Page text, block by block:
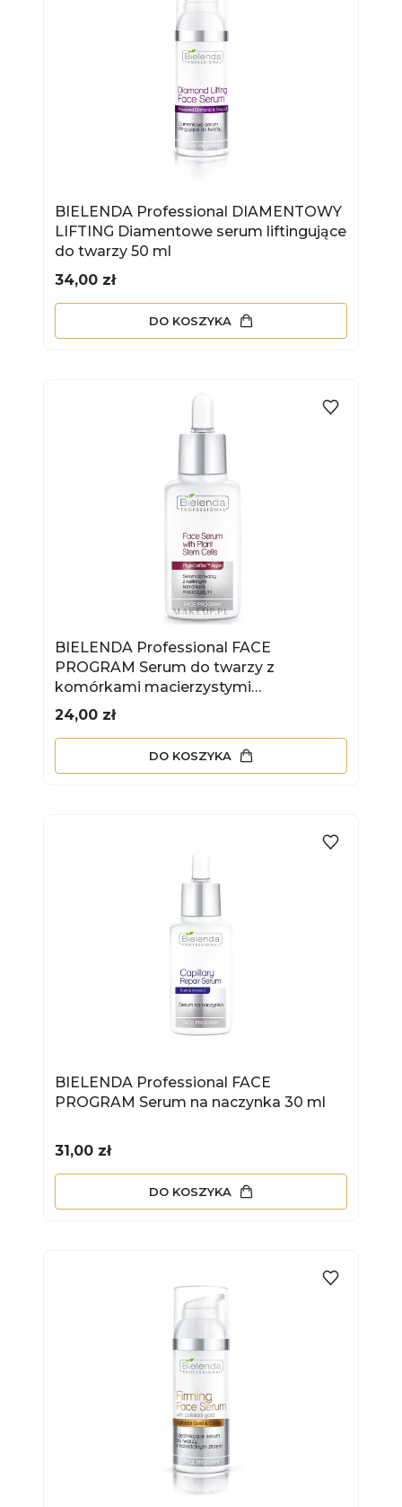
BIELENDA Professional DIAMENTOWY
LIFTING Diamentowe serum liftingujące
do twarzy 50 ml
Cena
34,00 zł
DO KOSZYKA
BIELENDA Professional FACE
PROGRAM Serum do twarzy z
komórkami macierzystymi
PHYTOCELLTEC™ ARGAN 30 ml
Cena
24,00 zł
DO KOSZYKA
BIELENDA Professional FACE
PROGRAM Serum na naczynka 30 ml
Cena
31,00 zł
DO KOSZYKA